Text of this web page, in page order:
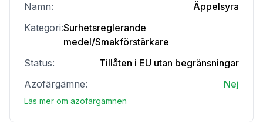
Namn:
Äppelsyra
Kategori:Surhetsreglerande
medel/Smakförstärkare
Status:
Tillåten i EU utan begränsningar
Azofärgämne:
Nej
Läs mer om azofärgämnen